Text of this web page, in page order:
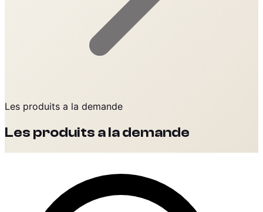
Les produits a la demande
Les produits a la demande